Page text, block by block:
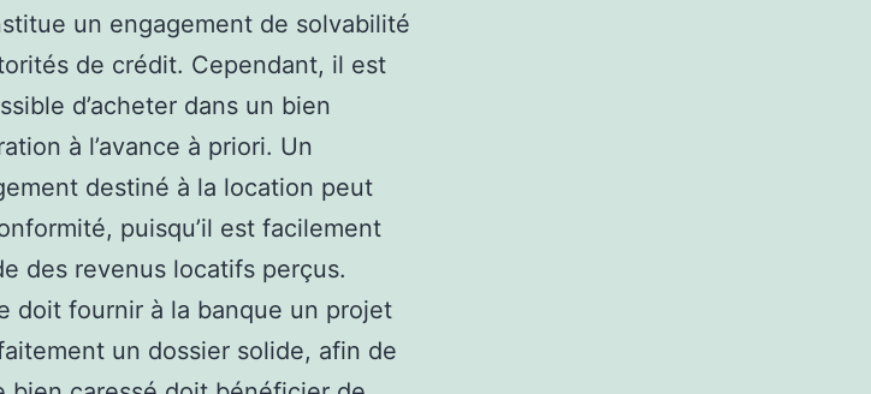
un engagement de solvabilité
de crédit. Cependant, il est
d’acheter dans un bien
à l’avance à priori. Un
destiné à la location peut
puisqu’il est facilement
des revenus locatifs perçus.
doit fournir à la banque un projet
un dossier solide, afin de